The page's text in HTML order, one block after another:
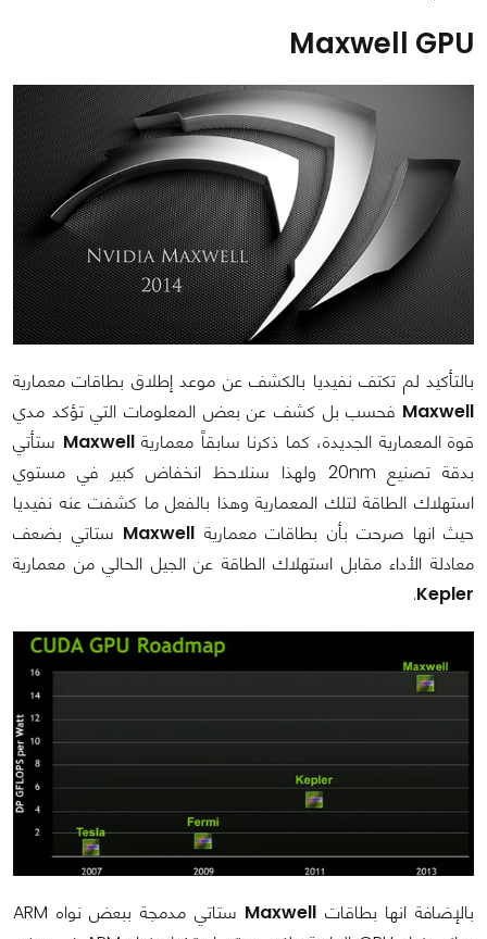
Maxwell GPU
بالتأكيد لم تكتف نفيديا بالكشف عن موعد إطلاق بطاقات معمارية
Maxwell فحسب بل كشف عن بعض المعلومات التي تؤكد مدي
قوة المعمارية الجديدة، كما ذكرنا سابقاً معماريةMaxwell ستأتي
بدقة تصنيع 20nm ولهذا سنلاحظ انخفاض كبير في مستوي
استهلاك الطاقة لتلك المعمارية وهذا بالفعل ما كشفت عنه نفيديا
حيث انها صرحت بأن بطاقات معمارية Maxwell ستاتي بضعف
معادلة الأداء مقابل استهلاك الطاقة عن الجيل الحالي من معمارية
Kepler
.
بالإضافة انها بطاقات Maxwell
ستاتي مدمجة ببعض نواه ARM